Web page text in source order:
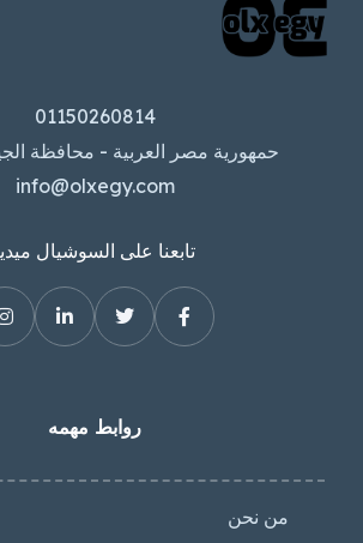
01150260814
حمهورية مصر العربية - محافظة
info@olxegy.com
تابعنا على السوشيال
روابط مهمه
من نحن